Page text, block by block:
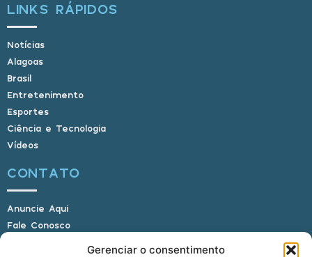
Gerenciar o consentimento
LINKS RÁPIDOS
Notícias
Alagoas
Brasil
Entretenimento
Esportes
Ciência e Tecnologia
Vídeos
CONTATO
Anuncie Aqui
Fale Conosco